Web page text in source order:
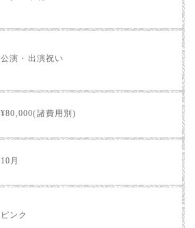
公演・出演祝い
¥80,000(諸費用別)
10月
ピンク